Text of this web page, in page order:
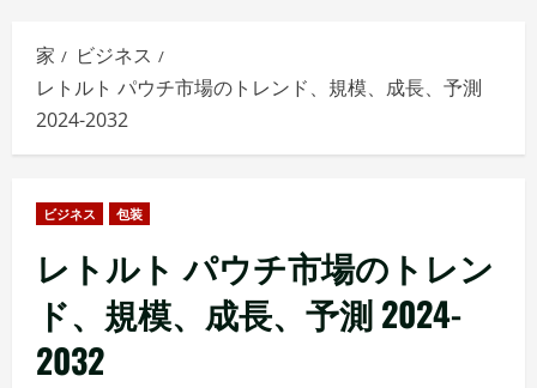
ま
イ
メ
ー
家
ビジネス
レトルト パウチ市場のトレンド、規模、成長、予測
2024-2032
ビジネス 包装
レトルト パウチ市場のトレン
ド、規模、成長、予測 2024-
2032